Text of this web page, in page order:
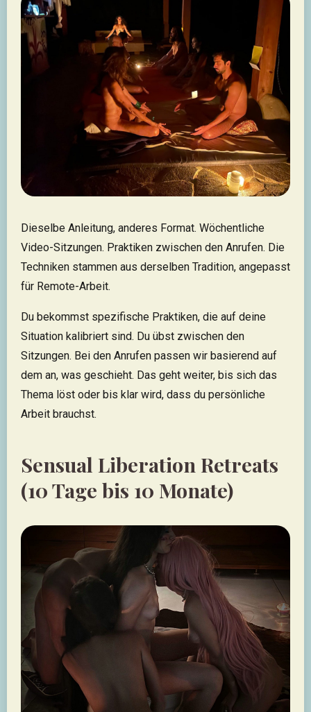
Dieselbe Anleitung, anderes Format. Wöchentliche
Video-Sitzungen. Praktiken zwischen den Anrufen. Die
Techniken stammen aus derselben Tradition, angepasst
für Remote-Arbeit.
Du bekommst spezifische Praktiken, die auf deine
Situation kalibriert sind. Du übst zwischen den
Sitzungen. Bei den Anrufen passen wir basierend auf
dem an, was geschieht. Das geht weiter, bis sich das
Thema löst oder bis klar wird, dass du persönliche
Arbeit brauchst.
Sensual Liberation Retreats
(10 Tage bis 10 Monate)